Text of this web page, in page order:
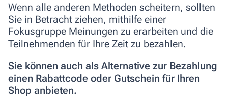
Wenn alle anderen Methoden scheitern, sollten
Sie in Betracht ziehen, mithilfe einer
Fokusgruppe Meinungen zu erarbeiten und die
Teilnehmenden für Ihre Zeit zu bezahlen.
Sie können auch als Alternative zur Bezahlung
einen Rabattcode oder Gutschein für Ihren
Shop anbieten.